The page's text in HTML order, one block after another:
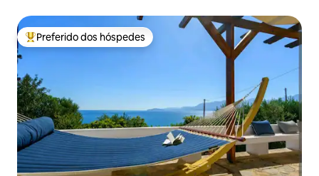
Entre os melhores preferidos dos hóspedes
Preferido dos hóspedes